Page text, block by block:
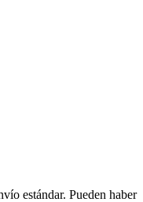
estándar. Pueden haber